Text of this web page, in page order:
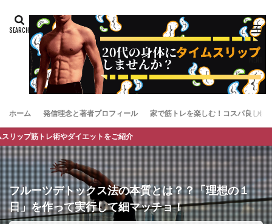
ホーム 発信理念と著者プロフィール 家で筋トレを楽しむ！コスパ良しお
エットをご紹介
フルーツデトックス法の本質とは？？「理想の１
日」を作って実行して細マッチョ！